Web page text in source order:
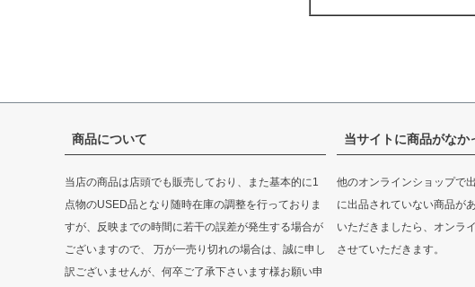
商品について
当店の商品は店頭でも販売しており、また基本的に1
点物のUSED品となり随時在庫の調整を行っておりま
すが、反映までの時間に若干の誤差が発生する場合が
ございますので、 万が一売り切れの場合は、誠に申し
訳ございませんが、何卒ご了承下さいます様お願い申
当サイトに商品がなか
他のオンラインショップで
に出品されていない商品が
いただきましたら、オンラ
させていただきます。